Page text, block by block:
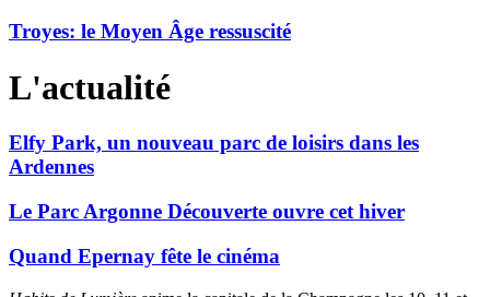
Troyes: le Moyen Âge ressuscité
L'actualité
Elfy Park, un nouveau parc de loisirs dans les
Ardennes
Le Parc Argonne Découverte ouvre cet hiver
Quand Epernay fête le cinéma